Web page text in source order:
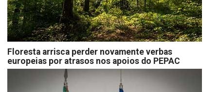
Floresta arrisca perder novamente verbas
europeias por atrasos nos apoios do PEPAC